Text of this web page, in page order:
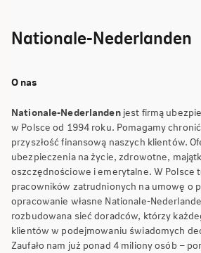
Nationale-Nederlanden
O nas
Nationale-Nederlanden jest firmą
w Polsce od 1994 roku. Pomagamy
przyszłość finansową naszych klientów.
ubezpieczenia na życie, zdrowotne,
oszczędnościowe i emerytalne. W Polsce
pracowników zatrudnionych na umowę o
opracowanie własne Nationale-
rozbudowana sieć doradców, którzy
klientów w podejmowaniu świadomych
Zaufało nam już ponad 4 miliony osób –